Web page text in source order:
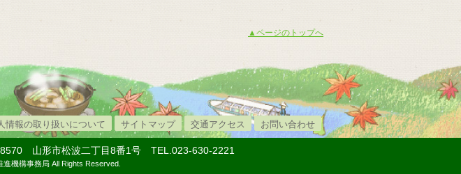
▲ページのトップへ
情報の取り扱いについて サイトマップ 交通アクセス お問い合わせ
8570 山形市松波二丁目8番1号 TEL.023-630-2221
機構事務局 All Rights Reserved.